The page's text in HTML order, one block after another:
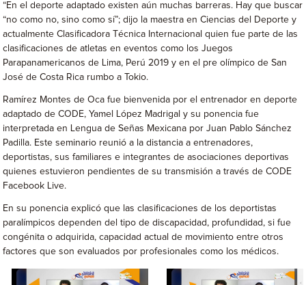
“En el deporte adaptado existen aún muchas barreras. Hay que buscar
“no como no, sino como sí”; dijo la maestra en Ciencias del Deporte y
actualmente Clasificadora Técnica Internacional quien fue parte de las
clasificaciones de atletas en eventos como los Juegos
Parapanamericanos de Lima, Perú 2019 y en el pre olímpico de San
José de Costa Rica rumbo a Tokio.
Ramírez Montes de Oca fue bienvenida por el entrenador en deporte
adaptado de CODE, Yamel López Madrigal y su ponencia fue
interpretada en Lengua de Señas Mexicana por Juan Pablo Sánchez
Padilla. Este seminario reunió a la distancia a entrenadores,
deportistas, sus familiares e integrantes de asociaciones deportivas
quienes estuvieron pendientes de su transmisión a través de CODE
Facebook Live.
En su ponencia explicó que las clasificaciones de los deportistas
paralímpicos dependen del tipo de discapacidad, profundidad, si fue
congénita o adquirida, capacidad actual de movimiento entre otros
factores que son evaluados por profesionales como los médicos.